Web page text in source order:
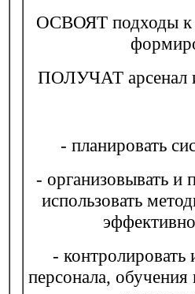
ОСВОЯТ подходы к
ПОЛУЧАТ арсенал
- планировать
- организовывать и
использовать
- контролировать
персонала, обучения